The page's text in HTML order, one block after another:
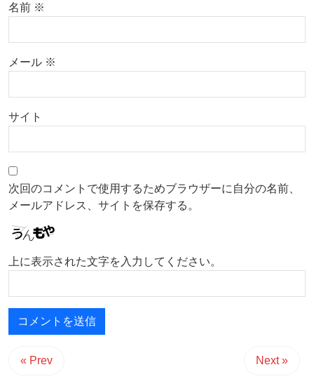
名前 ※
メール ※
サイト
次回のコメントで使用するためブラウザーに自分の名前、
メールアドレス、サイトを保存する。
上に表示された文字を入力してください。
« Prev Next »